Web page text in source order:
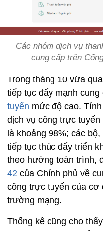
Các nhóm dịch vụ
cung cấp trên
Trong tháng 10 vừa
tiếp tục đẩy mạnh cung
tuyến mức độ cao.
dịch vụ công trực
là khoảng 98%; các
tiếp tục thúc đẩy triển
theo hướng toàn trình,
42 của Chính phủ về
công trực tuyến của cơ
trường mạng.
Thống kê cũng cho